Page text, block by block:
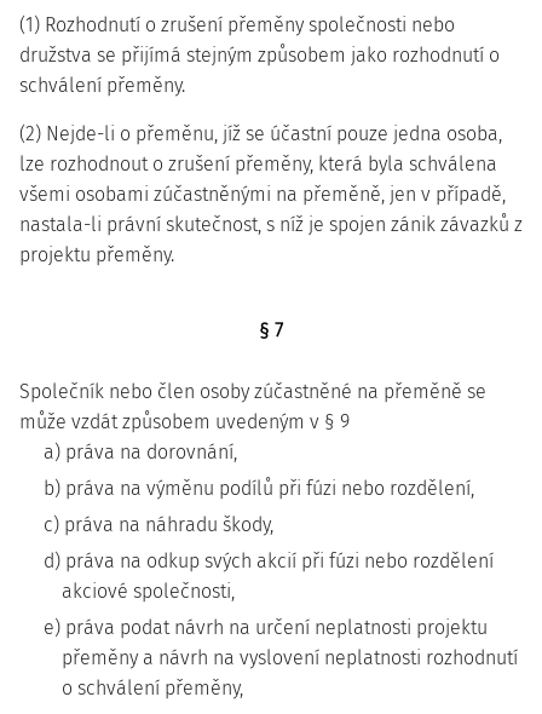
(1) Rozhodnutí o zrušení přeměny společnosti nebo
družstva se přijímá stejným způsobem jako rozhodnutí o
schválení přeměny.
(2) Nejde-li o přeměnu, jíž se účastní pouze jedna osoba,
lze rozhodnout o zrušení přeměny, která byla schválena
všemi osobami zúčastněnými na přeměně, jen v případě,
nastala-li právní skutečnost, s níž je spojen zánik závazků z
projektu přeměny.
§ 7
Společník nebo člen osoby zúčastněné na přeměně se
může vzdát způsobem uvedeným v § 9
a) práva na dorovnání,
b) práva na výměnu podílů při fúzi nebo rozdělení,
c) práva na náhradu škody,
d) práva na odkup svých akcií při fúzi nebo rozdělení
akciové společnosti,
e) práva podat návrh na určení neplatnosti projektu
přeměny a návrh na vyslovení neplatnosti rozhodnutí
o schválení přeměny,